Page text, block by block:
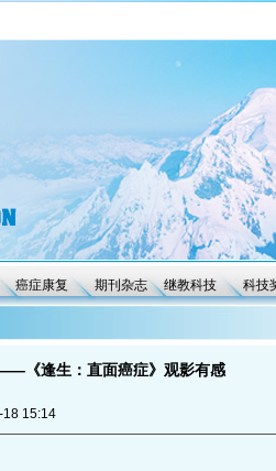
癌症康复 期刊杂志 继教科技 科技
《逢生：直面癌症》观影有感
15:14